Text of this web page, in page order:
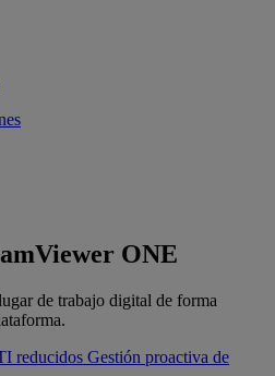
ONE
de trabajo digital de forma
reducidos Gestión proactiva de